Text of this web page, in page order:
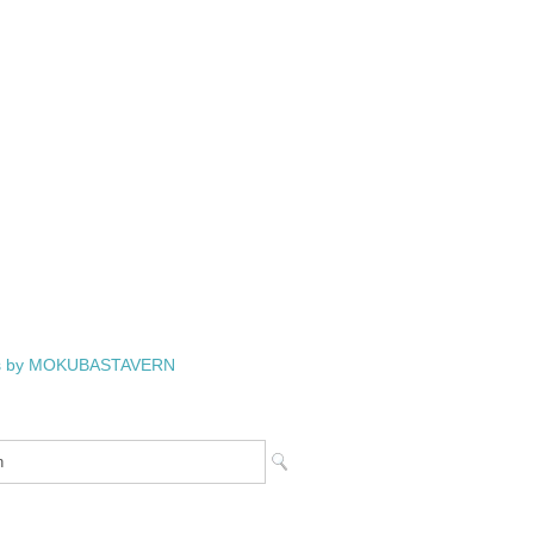
by MOKUBASTAVERN